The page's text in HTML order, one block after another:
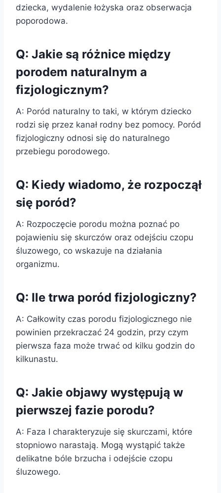
dziecka, wydalenie łożyska oraz obserwacja
poporodowa.
Q: Jakie są różnice między
porodem naturalnym a
fizjologicznym?
A: Poród naturalny to taki, w którym dziecko
rodzi się przez kanał rodny bez pomocy. Poród
fizjologiczny odnosi się do naturalnego
przebiegu porodowego.
Q: Kiedy wiadomo, że rozpoczął
się poród?
A: Rozpoczęcie porodu można poznać po
pojawieniu się skurczów oraz odejściu czopu
śluzowego, co wskazuje na działania
organizmu.
Q: Ile trwa poród fizjologiczny?
A: Całkowity czas porodu fizjologicznego nie
powinien przekraczać 24 godzin, przy czym
pierwsza faza może trwać od kilku godzin do
kilkunastu.
Q: Jakie objawy występują w
pierwszej fazie porodu?
A: Faza I charakteryzuje się skurczami, które
stopniowo narastają. Mogą wystąpić także
delikatne bóle brzucha i odejście czopu
śluzowego.